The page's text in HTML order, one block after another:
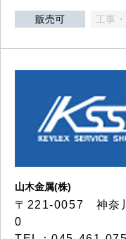
販売可 工事
山木金属(株)
〒221-0057 神奈
0